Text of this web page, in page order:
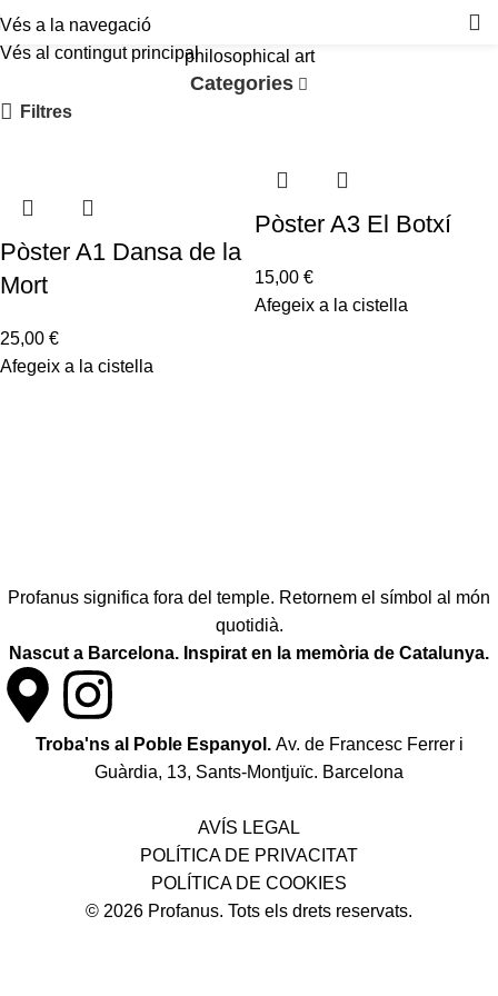
Vés a la navegació
Vés al contingut principalphilosophical art
Categories
Filtres
Pòster A1 Dansa de la
Mort
25,00 €
Afegeix a la cistella
Pòster A3 El Botxí
15,00 €
Afegeix a la cistella
Profanus significa fora del temple. Retornem el símbol al món
quotidià.
Nascut a Barcelona. Inspirat en la memòria de Catalunya.
Troba'ns al Poble Espanyol. Av. de Francesc Ferrer i
Guàrdia, 13, Sants-Montjuïc. Barcelona
AVÍS LEGAL
POLÍTICA DE PRIVACITAT
POLÍTICA DE COOKIES
© 2026 Profanus. Tots els drets reservats.